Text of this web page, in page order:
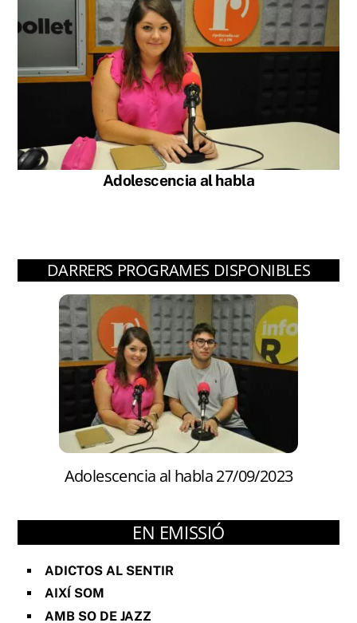
Adolescencia al habla
DARRERS PROGRAMES DISPONIBLES
Adolescencia al habla 27/09/2023
EN EMISSIÓ
ADICTOS AL SENTIR
AIXÍ SOM
AMB SO DE JAZZ